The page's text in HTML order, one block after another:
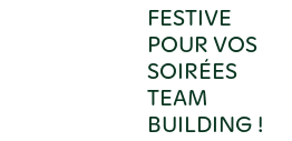
FESTIVE
POUR VOS
SOIRÉES
TEAM
BUILDING !